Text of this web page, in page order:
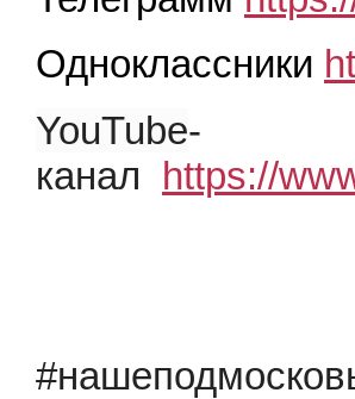
Одноклассники
YouTube-
канал https://